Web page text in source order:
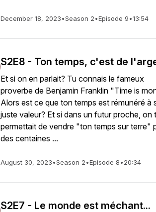
December 18, 2023•Season 2•Episode 9•13:54
S2E8 - Ton temps, c'est de
Et si on en parlait? Tu connais le fameux
proverbe de Benjamin Franklin "Time is
Alors est ce que ton temps est rémunéré à
juste valeur? Et si dans un futur proche, on
permettait de vendre "ton temps sur terre"
des centaines ...
August 30, 2023•Season 2•Episode 8•20:34
S2E7 - Le monde est méchant...